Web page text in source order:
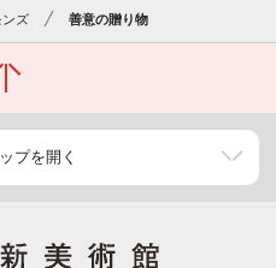
ンズ 善意の贈り物
プを開く